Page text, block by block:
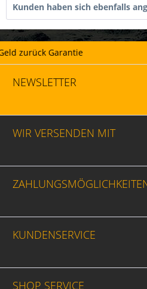
Kunden haben sich ebenfalls
NEWSLETTER
WIR VERSENDEN MIT
KUNDENSERVICE
SHOP SERVICE